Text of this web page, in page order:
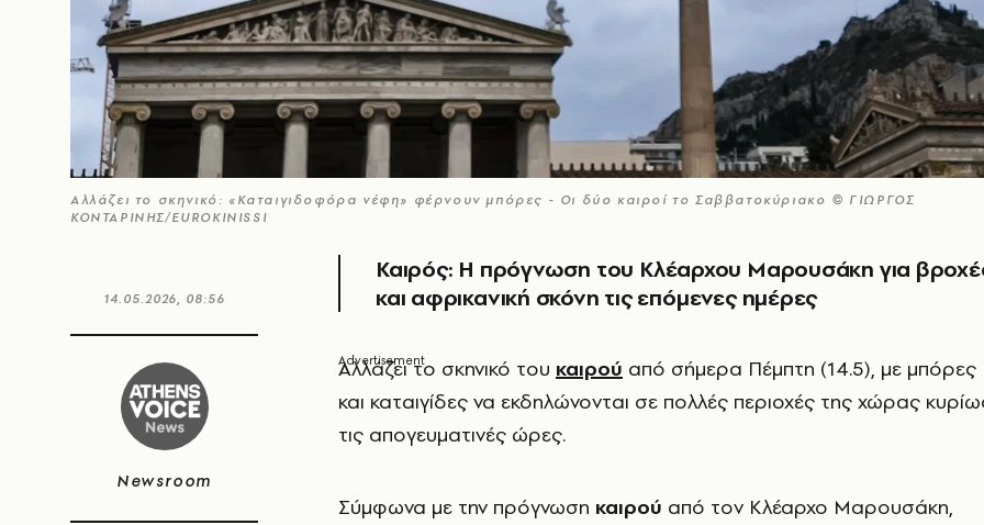
Αλλάζει το σκηνικό: «Καταιγιδοφόρα νέφη» φέρνουν μπόρες - Οι δύο καιροί το Σαββατοκύριακο © ΓΙΩΡΓΟΣ
ΚΟΝΤΑΡΙΝΗΣ/EUROKINISSI
14.05.2026, 08:56
Newsroom
Καιρός: Η πρόγνωση του Κλέαρχου Μαρουσάκη για
και αφρικανική σκόνη τις επόμενες ημέρες
Αλλάζει το σκηνικό του καιρού από σήμερα Πέμπτη (14.5), με μπόρες
και καταιγίδες να εκδηλώνονται σε πολλές περιοχές της χώρας
τις απογευματινές ώρες.
Σύμφωνα με την πρόγνωση καιρού από τον Κλέαρχο Μαρουσάκη,